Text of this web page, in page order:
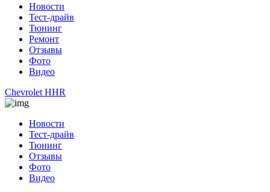
Новости
Тест-драйв
Тюнинг
Ремонт
Отзывы
Фото
Видео
Chevrolet HHR
Новости
Тест-драйв
Тюнинг
Отзывы
Фото
Видео